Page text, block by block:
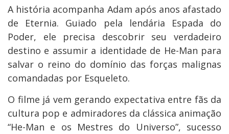
A história acompanha Adam após anos afastado
de Eternia. Guiado pela lendária Espada do
Poder, ele precisa descobrir seu verdadeiro
destino e assumir a identidade de He-Man para
salvar o reino do domínio das forças malignas
comandadas por Esqueleto.
O filme já vem gerando expectativa entre fãs da
cultura pop e admiradores da clássica animação
“He-Man e os Mestres do Universo”, sucesso